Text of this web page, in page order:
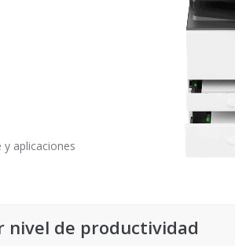
aplicaciones
nivel de productividad